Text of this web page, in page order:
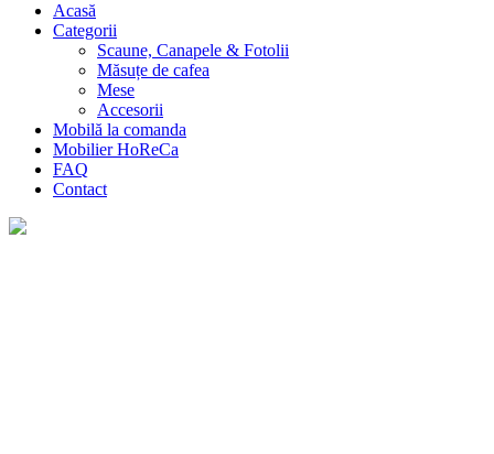
Acasă
Categorii
Scaune, Canapele & Fotolii
Măsuțe de cafea
Mese
Accesorii
Mobilă la comanda
Mobilier HoReCa
FAQ
Contact